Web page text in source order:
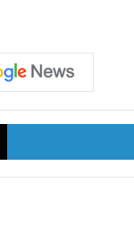
X